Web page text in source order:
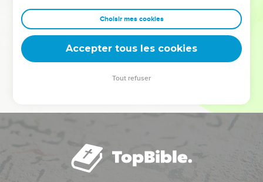
clés pour avancer avec plus de sagesse afin que leurs erreurs
deviennent vos tremplins. Que vous guidiez un ministère, une
équipe, un groupe ou une famille, leur expérience est faite
Choisir mes cookies
Accepter tous les cookies
Tout refuser